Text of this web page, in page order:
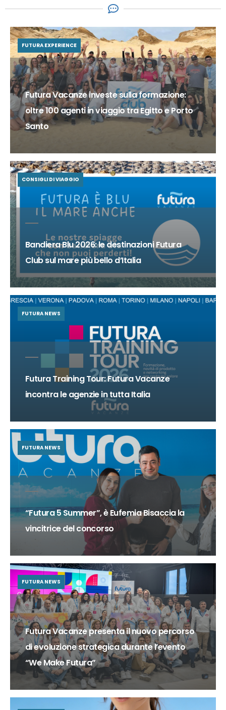
Futura Vacanze investe sulla formazione:
oltre 100 agenti in viaggio tra Egitto e Porto
Santo
FUTURA EXPERIENCE
Bandiera Blu 2026: le destinazioni Futura
Club sul mare più bello d’Italia
CONSIGLI DI VIAGGIO
Futura Training Tour: Futura Vacanze
incontra le agenzie in tutta Italia
FUTURA NEWS
“Futura 5 Summer”, è Eufemia Bisaccia la
vincitrice del concorso
FUTURA NEWS
Futura Vacanze presenta il nuovo percorso
di evoluzione strategica durante l’evento
“We Make Futura”
FUTURA NEWS